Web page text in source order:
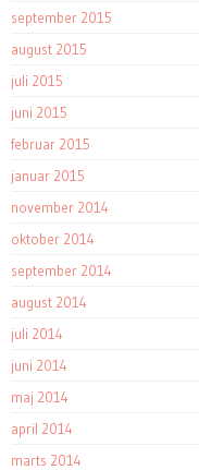
september 2015
august 2015
juli 2015
juni 2015
februar 2015
januar 2015
november 2014
oktober 2014
september 2014
august 2014
juli 2014
juni 2014
maj 2014
april 2014
marts 2014